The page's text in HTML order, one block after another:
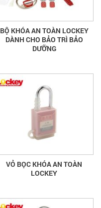
BỘ KHÓA AN TOÀN LOCKEY
DÀNH CHO BẢO TRÌ BẢO
DƯỠNG
VỎ BỌC KHÓA AN TOÀN
LOCKEY